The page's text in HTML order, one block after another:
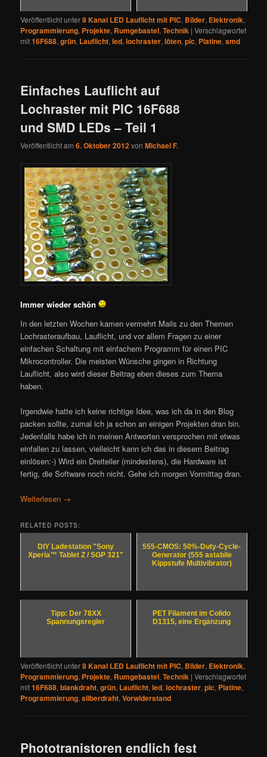
Veröffentlicht unter8 Kanal LED Lauflicht mit PIC, Bilder, Elektronik,
Programmierung, Projekte, Rumgebastel,Technik |Verschlagwortet
mit16F688,grün, Lauflicht,led,lochraster,löten,pic, Platine,smd
Einfaches Lauflicht auf
Lochraster mit PIC 16F688
und SMD LEDs – Teil 1
Veröffentlicht am6. Oktober 2012vonMichael F.
Immer wieder schön
In den letzten Wochen kamen vermehrt Mails zu den Themen
Lochrasteraufbau, Lauflicht, und vor allem Fragen zu einer
einfachen Schaltung mit einfachem Programm für einen PIC
Mikrocontroller. Die meisten Wünsche gingen in Richtung
Lauflicht, also wird dieser Beitrag eben dieses zum Thema
haben.
Irgendwie hatte ich keine richtige Idee, was ich da in den Blog
packen sollte, zumal ich ja schon an einigen Projekten dran bin.
Jedenfalls habe ich in meinen Antworten versprochen mit etwas
einfallen zu lassen, vielleicht kann ich das in diesem Beitrag
einlösen:-) Wird ein Dreiteiler (mindestens), die Hardware ist
fertig, die Software noch nicht. Gehe ich morgen Vormittag dran.
Weiterlesen →
RELATED POSTS:
DIY Ladestation "Sony
Xperia™ Tablet Z / SGP 321"
555-CMOS: 50%-Duty-Cycle-
Generator (555 astabile
Kippstufe Multivibrator)
Tipp: Der 78XX
Spannungsregler
PET Filament im Colido
D1315, eine Ergänzung
Veröffentlicht unter8 Kanal LED Lauflicht mit PIC, Bilder, Elektronik,
Programmierung, Projekte, Rumgebastel,Technik |Verschlagwortet
mit16F688,blankdraht,grün, Lauflicht,led,lochraster,pic, Platine,
Programmierung,silberdraht,Vorwiderstand
Phototranistoren endlich fest